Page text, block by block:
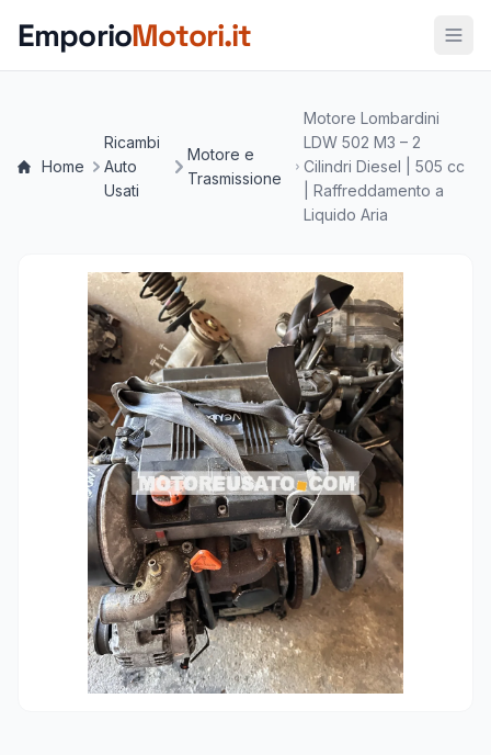
EmporioMotori.it
Home
Ricambi
Auto
Usati
Motore e
Trasmissione
Motore Lombardini
LDW 502 M3 – 2
Cilindri Diesel | 505 cc
| Raffreddamento a
Liquido Aria